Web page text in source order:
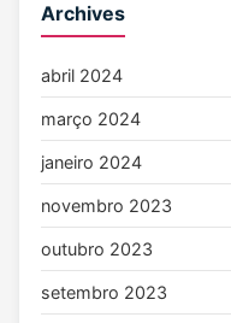
Archives
abril 2024
março 2024
janeiro 2024
novembro 2023
outubro 2023
setembro 2023